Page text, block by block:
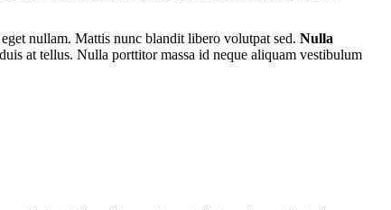
nullam. Mattis nunc blandit libero volutpat sed. Nulla
at tellus. Nulla porttitor massa id neque aliquam vestibulum